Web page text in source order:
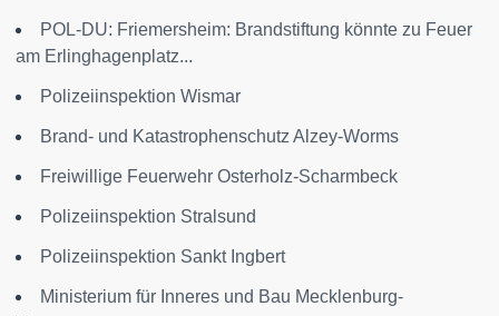
POL-DU: Friemersheim: Brandstiftung könnte zu Feuer
am Erlinghagenplatz...
Polizeiinspektion Wismar
Brand- und Katastrophenschutz Alzey-Worms
Freiwillige Feuerwehr Osterholz-Scharmbeck
Polizeiinspektion Stralsund
Polizeiinspektion Sankt Ingbert
Ministerium für Inneres und Bau Mecklenburg-